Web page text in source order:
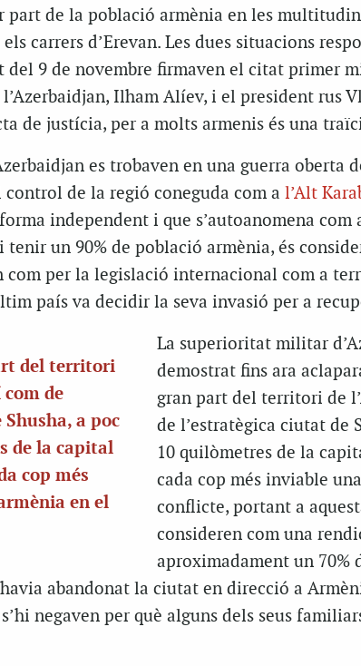
part de la població armènia en les
carrers d’Erevan. Les dues situacions
del 9 de novembre firmaven el citat primer
Ilham Alíev, i el president rus
de justícia, per a molts armenis és una
es trobaven en una guerra oberta
control de la regió coneguda com a l’Alt
independent i que s’autoanomena com
tenir un 90% de població armènia, és
com per la legislació internacional com a
país va decidir la seva invasió per a
del territori
de
a poc
de la capital
cop més
en el
La superioritat militar
demostrat fins ara
gran part del territori de
de l’estratègica ciutat de
10 quilòmetres de la
cada cop més inviable
conflicte, portant a
consideren com una
aproximadament un 70%
abandonat la ciutat en direcció a
negaven per què alguns dels seus